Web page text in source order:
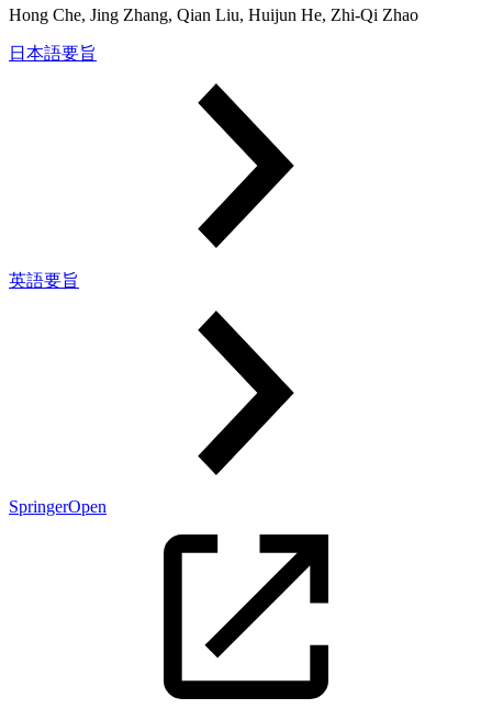
Hong Che, Jing Zhang, Qian Liu, Huijun He, Zhi-Qi Zhao
日本語要旨
英語要旨
SpringerOpen